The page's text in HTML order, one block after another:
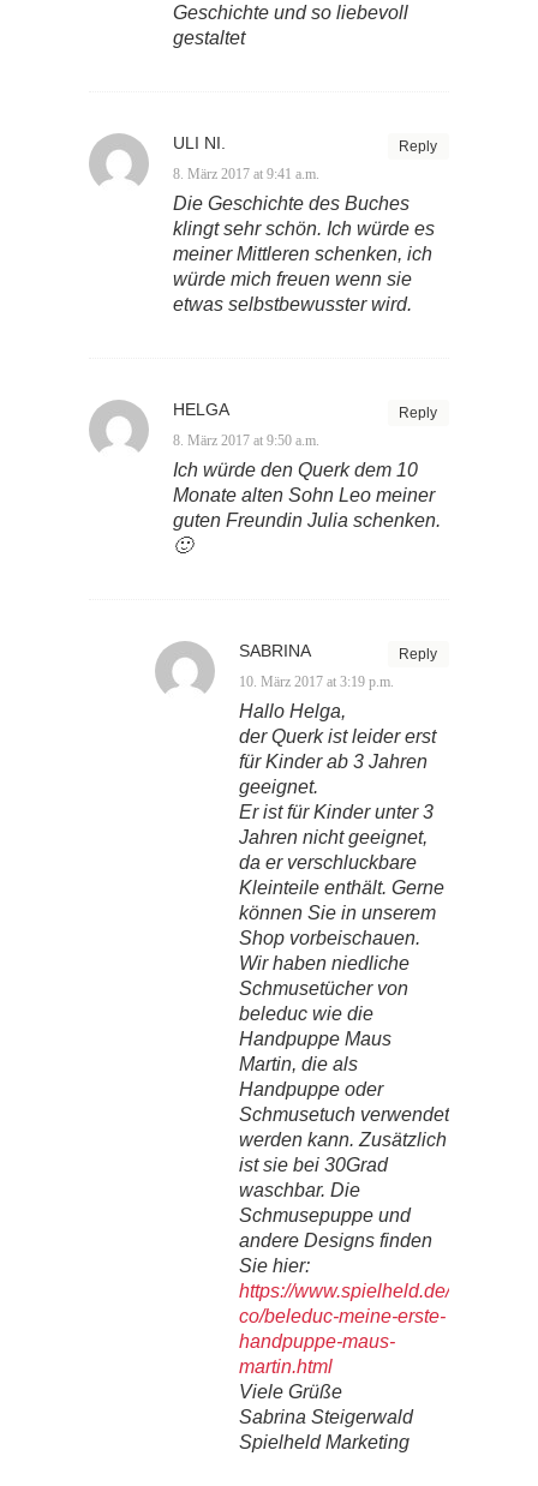
Geschichte und so liebevoll
gestaltet
Reply
ULI NI.
8. März 2017 at 9:41 a.m.
Die Geschichte des Buches
klingt sehr schön. Ich würde es
meiner Mittleren schenken, ich
würde mich freuen wenn sie
etwas selbstbewusster wird.
Reply
HELGA
8. März 2017 at 9:50 a.m.
Ich würde den Querk dem 10
Monate alten Sohn Leo meiner
guten Freundin Julia schenken.
🙂
Reply
SABRINA
10. März 2017 at 3:19 p.m.
Hallo Helga,
der Querk ist leider erst
für Kinder ab 3 Jahren
geeignet.
Er ist für Kinder unter 3
Jahren nicht geeignet,
da er verschluckbare
Kleinteile enthält. Gerne
können Sie in unserem
Shop vorbeischauen.
Wir haben niedliche
Schmusetücher von
beleduc wie die
Handpuppe Maus
Martin, die als
Handpuppe oder
Schmusetuch verwendet
werden kann. Zusätzlich
ist sie bei 30Grad
waschbar. Die
Schmusepuppe und
andere Designs finden
Sie hier:
https://www.spielheld.de/spielen/
co/beleduc-meine-erste-
handpuppe-maus-
martin.html
Viele Grüße
Sabrina Steigerwald
Spielheld Marketing